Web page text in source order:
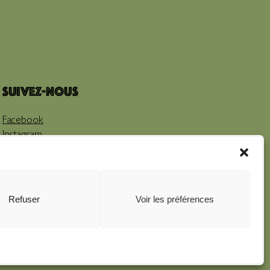
Refuser Voir les préférences
Suivez-nous
Facebook
Instagram